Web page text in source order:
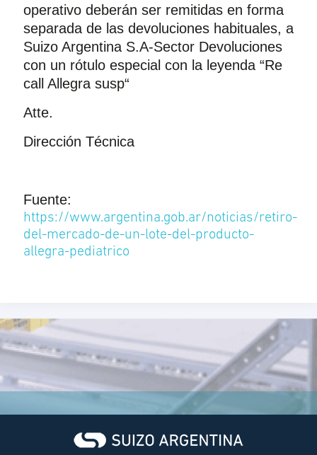
operativo deberán ser remitidas en forma
separada de las devoluciones habituales, a
Suizo Argentina S.A-Sector Devoluciones
con un rótulo especial con la leyenda “Re
call Allegra susp“
Atte.
Dirección Técnica
Fuente:
https://www.argentina.gob.ar/noticias/retiro-
del-mercado-de-un-lote-del-producto-
allegra-pediatrico